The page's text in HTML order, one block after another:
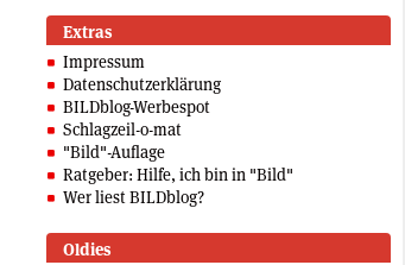
Extras
Impressum
Datenschutzerklärung
BILDblog-Werbespot
Schlagzeil-o-mat
"Bild"-Auflage
Ratgeber: Hilfe, ich bin in "Bild"
Wer liest BILDblog?
Oldies